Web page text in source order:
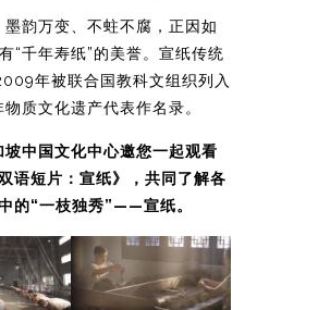
墨韵万变、不蛀不腐，正因如
“千年寿纸”的美誉。宣纸传统
年被联合国教科文组织列入
物质文化遗产代表作名录。
坡中国文化中心邀您一起观看
语短片：宣纸》，共同了解各
的“一枝独秀”——宣纸。